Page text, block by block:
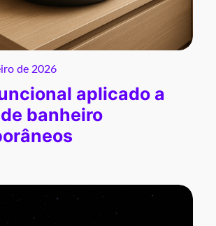
de 2026
aplicado a
banheiro